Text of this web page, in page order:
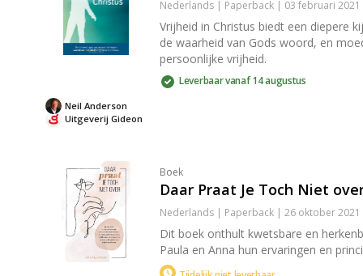
Nederlands | Paperback | 03 februari
Vrijheid in Christus biedt een diepere
de waarheid van Gods woord, en
persoonlijke vrijheid.
Leverbaar vanaf 14 augustus
Uitgeverij Gideon
Neil Anderson
Boek
Daar Praat Je Toch Niet
Nederlands | Paperback | 26 oktober
Dit boek onthult kwetsbare en
Paula en Anna hun ervaringen en